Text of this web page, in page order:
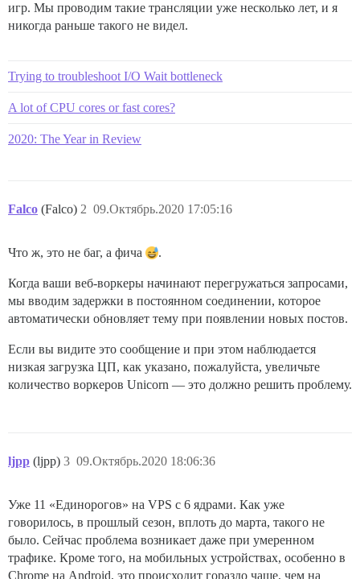
игр. Мы проводим такие трансляции уже несколько лет, и я
никогда раньше такого не видел.
Trying to troubleshoot I/O Wait bottleneck
A lot of CPU cores or fast cores?
2020: The Year in Review
Falco (Falco) 09.Октябрь.2020 17:05:16
2
Что ж, это не баг, а фича .
Когда ваши веб-воркеры начинают перегружаться запросами,
мы вводим задержки в постоянном соединении, которое
автоматически обновляет тему при появлении новых постов.
Если вы видите это сообщение и при этом наблюдается
низкая загрузка ЦП, как указано, пожалуйста, увеличьте
количество воркеров Unicorn — это должно решить проблему.
ljpp (ljpp) 09.Октябрь.2020 18:06:36
3
Уже 11 «Единорогов» на VPS с 6 ядрами. Как уже
говорилось, в прошлый сезон, вплоть до марта, такого не
было. Сейчас проблема возникает даже при умеренном
трафике. Кроме того, на мобильных устройствах, особенно в
Chrome на Android, это происходит гораздо чаще, чем на